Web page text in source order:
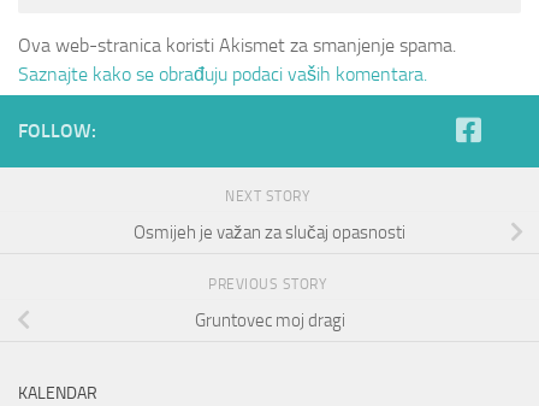
Ova web-stranica koristi Akismet za smanjenje spama.
Saznajte kako se obrađuju podaci vaših komentara.
FOLLOW:
NEXT STORY
Osmijeh je važan za slučaj opasnosti
PREVIOUS STORY
Gruntovec moj dragi
KALENDAR